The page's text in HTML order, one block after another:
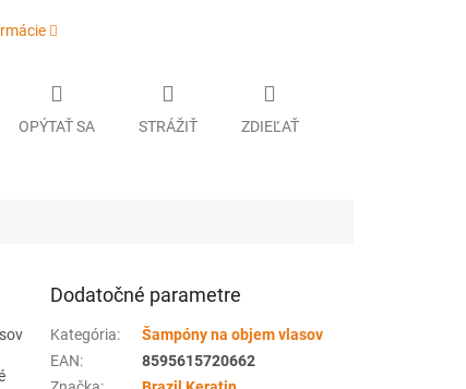
OPÝTAŤ SA STRÁŽIŤ ZDIEĽAŤ
Dodatočné parametre
Kategória:
Šampóny na objem vlasov
EAN:
8595615720662